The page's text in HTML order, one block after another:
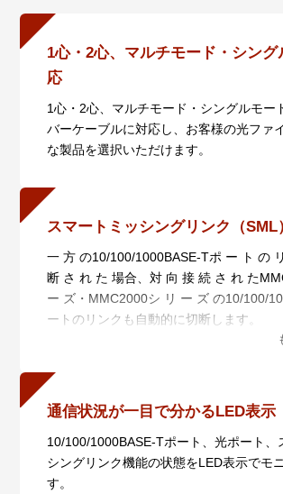
1心・2心、マルチモード・シング
応
1心・2心、マルチモード・シングルモー
バーケーブルに対応し、お客様の光ファ
な製品を選択いただけます。
スマートミッシングリンク（SML
一 方 の10/100/1000BASE-Tポ ー ト の
断 さ れ た 場合、対 向 接 続 さ れ た
ー ズ・MMC2000シ リ ー ズ の10/100/
ートのリンクも自動的に切断します。
光 ポ ートのリンクが 切 断された 場 合
自動的に切断します。
10/100/1000BASE-Tポートのリンク障害
には対向機の10/100/1000BASE-Tポート
トLEDが点滅し、光ポートのリンク障害
には10/100/1000BASE-TポートLEDが点
この機能はSML切替スイッチによって
通信状況が一目で分かるLED表示
10/100/1000BASE-Tポート、光ポート、
シングリンク機能の状態をLED表示でモ
す。